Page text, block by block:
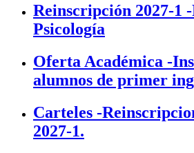
Reinscripción 2027-1
Psicología
Oferta Académica -
alumnos de primer
Carteles -
2027-1.